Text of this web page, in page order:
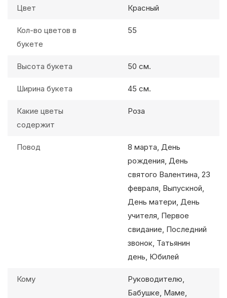
Цвет Красный
Кол-во цветов в
букете
55
Высота букета 50 см.
Ширина букета 45 см.
Какие цветы
содержит
Роза
Повод
8 марта, День
рождения, День
святого Валентина, 23
февраля, Выпускной,
День матери, День
учителя, Первое
свидание, Последний
звонок, Татьянин
день, Юбилей
Кому
Руководителю,
Бабушке, Маме,